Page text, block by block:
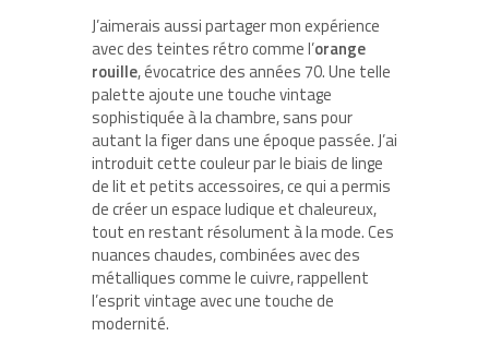
J’aimerais aussi partager mon expérience
avec des teintes rétro comme l’orange
rouille, évocatrice des années 70. Une telle
palette ajoute une touche vintage
sophistiquée à la chambre, sans pour
autant la figer dans une époque passée. J’ai
introduit cette couleur par le biais de linge
de lit et petits accessoires, ce qui a permis
de créer un espace ludique et chaleureux,
tout en restant résolument à la mode. Ces
nuances chaudes, combinées avec des
métalliques comme le cuivre, rappellent
l’esprit vintage avec une touche de
modernité.